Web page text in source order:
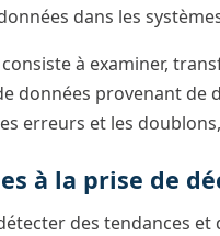
dans les
à examiner,
données provenant
erreurs et les
à la prise de
des tendances